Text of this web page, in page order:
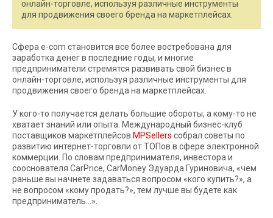
онлайн-торговле, используя различные инструменты
для продвижения своего бренда на маркетплейсах.
Сфера e-com становится все более востребована для
заработка денег в последние годы, и многие
предприниматели стремятся развивать свой бизнес в
онлайн-торговле, используя различные инструменты для
продвижения своего бренда на маркетплейсах.
У кого-то получается делать большие обороты, а кому-то не
хватает знаний или опыта. Международный бизнес-клуб
поставщиков маркетплейсов MPSellers собрал советы по
развитию интернет-торговли от ТОПов в сфере электронной
коммерции. По словам предпринимателя, инвестора и
сооснователя CarPrice, CarMoney Эдуарда Гуриновича, «чем
раньше вы начнете задаваться вопросом «кого купить?», а
не вопросом «кому продать?», тем лучше вы будете как
предприниматель…».